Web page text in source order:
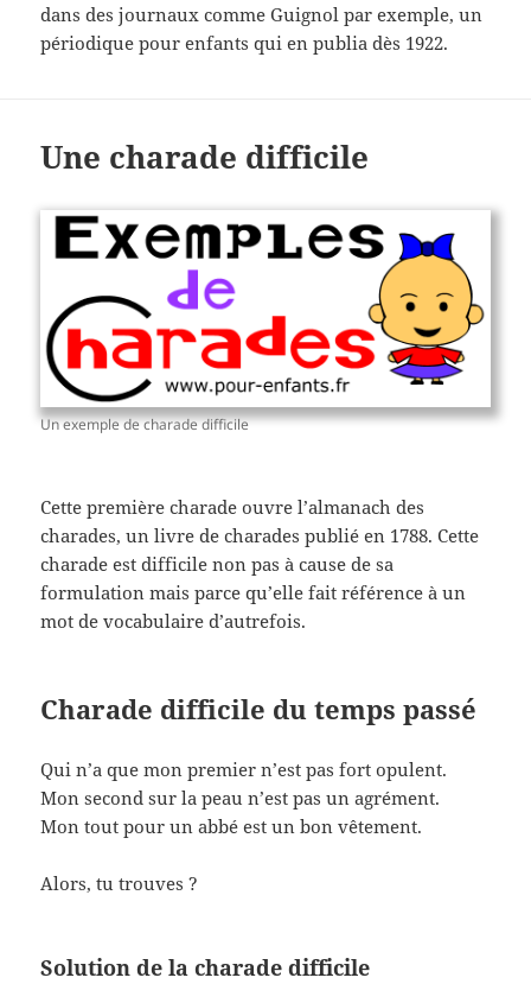
dans des journaux comme Guignol par exemple, un
périodique pour enfants qui en publia dès 1922.
Une charade difficile
Un exemple de charade difficile
Cette première charade ouvre l’almanach des
charades, un livre de charades publié en 1788. Cette
charade est difficile non pas à cause de sa
formulation mais parce qu’elle fait référence à un
mot de vocabulaire d’autrefois.
Charade difficile du temps passé
Qui n’a que mon premier n’est pas fort opulent.
Mon second sur la peau n’est pas un agrément.
Mon tout pour un abbé est un bon vêtement.
Alors, tu trouves ?
Solution de la charade difficile